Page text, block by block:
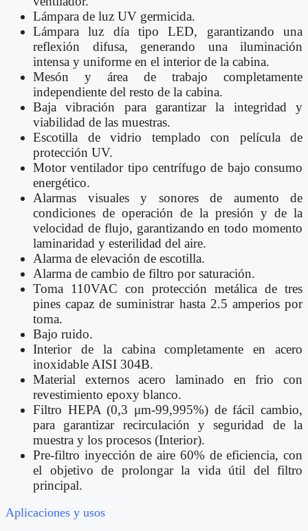
Lámpara de luz UV germicida.
Lámpara luz día tipo LED, garantizando una
reflexión difusa, generando una iluminación
intensa y uniforme en el interior de la cabina.
Mesón y área de trabajo completamente
independiente del resto de la cabina.
Baja vibración para garantizar la integridad y
viabilidad de las muestras.
Escotilla de vidrio templado con película de
protección UV.
Motor ventilador tipo centrífugo de bajo consumo
energético.
Alarmas visuales y sonores de aumento de
condiciones de operación de la presión y de la
velocidad de flujo, garantizando en todo momento
laminaridad y esterilidad del aire.
Alarma de elevación de escotilla.
Alarma de cambio de filtro por saturación.
Toma 110VAC con protección metálica de tres
pines capaz de suministrar hasta 2.5 amperios por
toma.
Bajo ruido.
Interior de la cabina completamente en acero
inoxidable AISI 304B.
Material externos acero laminado en frio con
revestimiento epoxy blanco.
Filtro HEPA (0,3 μm-99,995%) de fácil cambio,
para garantizar recirculación y seguridad de la
muestra y los procesos (Interior).
Pre-filtro inyección de aire 60% de eficiencia, con
el objetivo de prolongar la vida útil del filtro
principal.
Aplicaciones y usos